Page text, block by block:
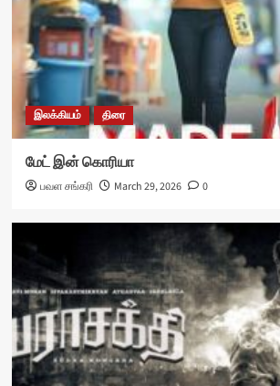
இலக்கியம் திரை
மேட் இன் கொரியா
பவள சங்கரி March 29, 2026 0